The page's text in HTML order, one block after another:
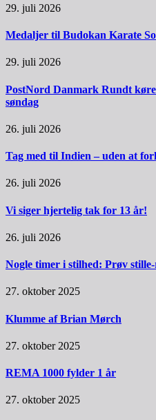
29. juli 2026
Medaljer til Budokan Karate
29. juli 2026
PostNord Danmark Rundt
søndag
26. juli 2026
Tag med til Indien – uden at
26. juli 2026
Vi siger hjertelig tak for 13 år!
26. juli 2026
Nogle timer i stilhed: Prøv
27. oktober 2025
Klumme af Brian Mørch
27. oktober 2025
REMA 1000 fylder 1 år
27. oktober 2025